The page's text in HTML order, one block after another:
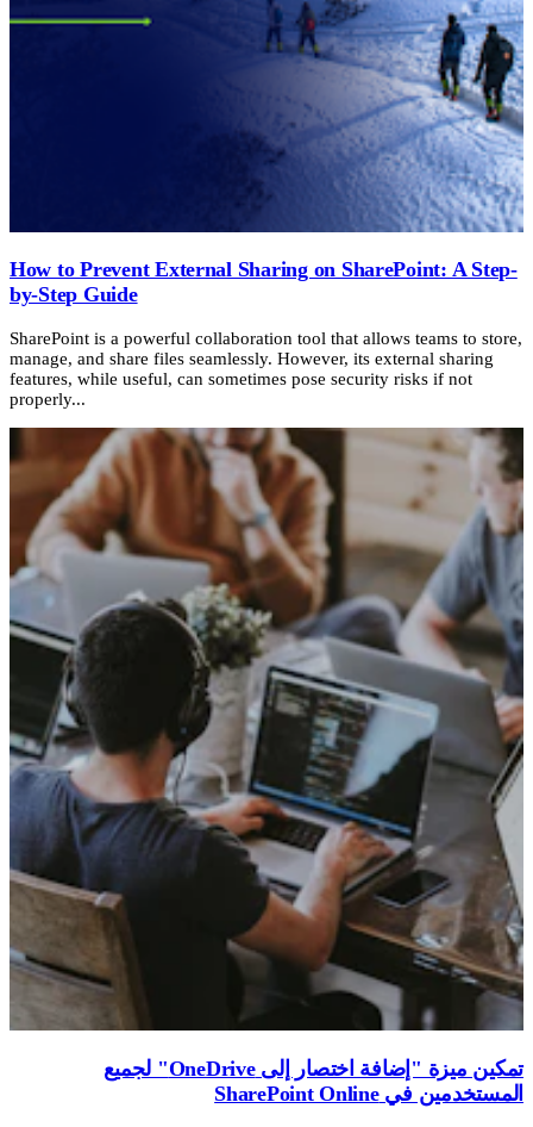
How to Prevent External Sharing on SharePoint: A Step-
by-Step Guide
SharePoint is a powerful collaboration tool that allows teams to store,
manage, and share files seamlessly. However, its external sharing
features, while useful, can sometimes pose security risks if not
properly...
تمكين ميزة "إضافة اختصار إلى OneDrive" لجميع
المستخدمين في SharePoint Online